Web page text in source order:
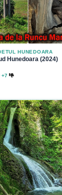
HUNEDOARA
Hunedoara (2024)
+7